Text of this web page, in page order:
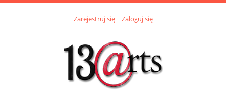
Zarejestruj się Zaloguj się